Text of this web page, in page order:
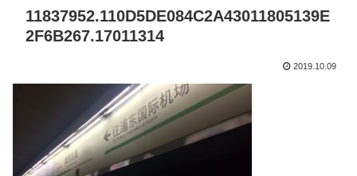
11837952.110D5DE084C2A43011805139E
2F6B267.17011314
2019.10.09